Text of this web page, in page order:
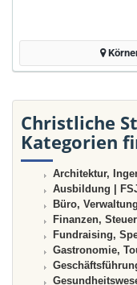
Christliche
Kategorien
Architektur,
Ausbildung |
Büro,
Finanzen,
Fundraising,
Gastronomie,